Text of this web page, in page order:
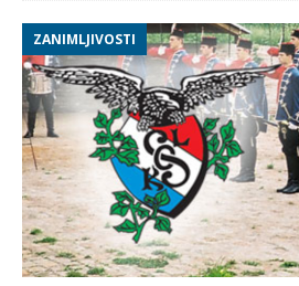
ZANIMLJIVOSTI